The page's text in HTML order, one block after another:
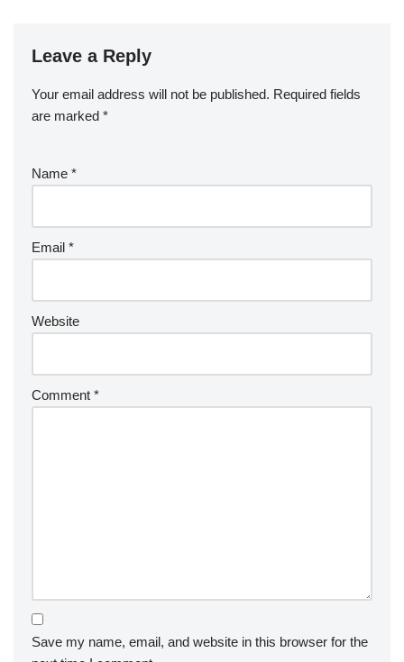
Leave a Reply
Your email address will not be published. Required fields
are marked *
Name *
Email *
Website
Comment *
Save my name, email, and website in this browser for the